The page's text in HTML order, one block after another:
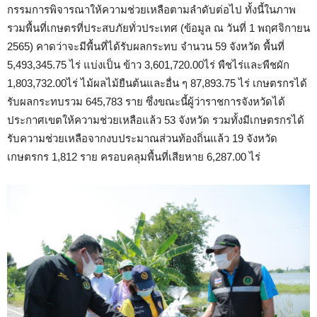
กรรมการพิจารณาให้ความช่วยเหลือตามลำดับต่อไป ทั้งนี้ในภาพ
รวมพื้นที่เกษตรที่ประสบภัยทั่วประเทศ (ข้อมูล ณ วันที่ 1 พฤศจิกายน
2565) คาดว่าจะมีพื้นที่ได้รับผลกระทบ จำนวน 59 จังหวัด พื้นที่
5,493,345.75 ไร่ แบ่งเป็น ข้าว 3,601,720.00ไร่ พืชไร่และพืชผัก
1,803,732.00ไร่ ไม้ผลไม้ยืนต้นและอื่น ๆ 87,893.75 ไร่ เกษตรกรได้
รับผลกระทบรวม 645,783 ราย ซึ่งขณะนี้ผู้ว่าราชการจังหวัดได้
ประกาศเขตให้ความช่วยเหลือแล้ว 53 จังหวัด รวมทั้งมีเกษตรกรได้
รับความช่วยเหลือจากงบประมาณส่วนท้องถิ่นแล้ว 19 จังหวัด
เกษตรกร 1,812 ราย ครอบคลุมพื้นที่เสียหาย 6,287.00 ไร่